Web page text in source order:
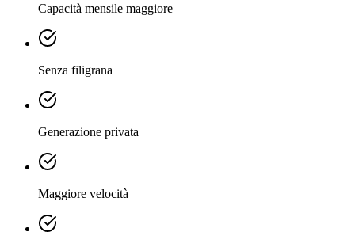
Capacità mensile maggiore
Senza filigrana
Generazione privata
Maggiore velocità